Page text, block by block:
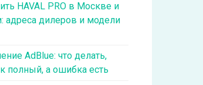
HAVAL PRO в Москве и
адреса дилеров и модели
AdBlue: что делать,
полный, а ошибка есть